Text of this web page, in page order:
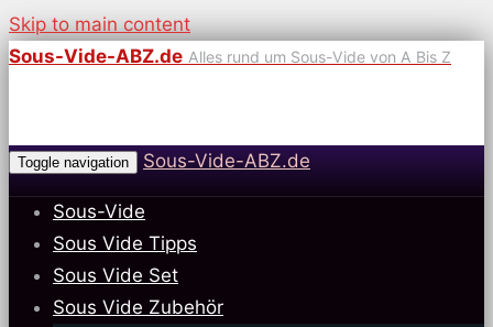
Skip to main content
Sous-Vide-ABZ.de Alles rund um Sous-Vide von A Bis Z
Toggle navigation Sous-Vide-ABZ.de
Sous-Vide
Sous Vide Tipps
Sous Vide Set
Sous Vide Zubehör